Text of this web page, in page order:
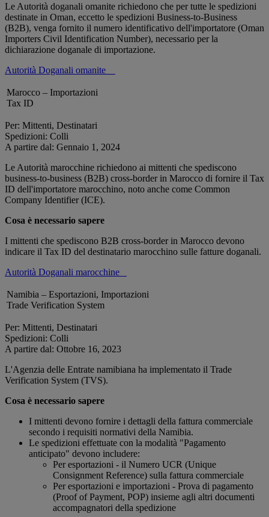
Le Autorità doganali omanite richiedono che per tutte le spedizioni
destinate in Oman, eccetto le spedizioni Business-to-Business
(B2B), venga fornito il numero identificativo dell'importatore (Oman
Importers Civil Identification Number), necessario per la
dichiarazione doganale di importazione.
Autorità Doganali omanite
Marocco – Importazioni
Tax ID
Per: Mittenti, Destinatari
Spedizioni: Colli
A partire dal: Gennaio 1, 2024
Le Autorità marocchine richiedono ai mittenti che spediscono
business-to-business (B2B) cross-border in Marocco di fornire il Tax
ID dell'importatore marocchino, noto anche come Common
Company Identifier (ICE).
Cosa è necessario sapere
I mittenti che spediscono B2B cross-border in Marocco devono
indicare il Tax ID del destinatario marocchino sulle fatture doganali.
Autorità Doganali marocchine
Namibia – Esportazioni, Importazioni
Trade Verification System
Per: Mittenti, Destinatari
Spedizioni: Colli
A partire dal: Ottobre 16, 2023
L'Agenzia delle Entrate namibiana ha implementato il Trade
Verification System (TVS).
Cosa è necessario sapere
I mittenti devono fornire i dettagli della fattura commerciale
secondo i requisiti normativi della Namibia.
Le spedizioni effettuate con la modalità "Pagamento
anticipato" devono includere:
Per esportazioni - il Numero UCR (Unique
Consignment Reference) sulla fattura commerciale
Per esportazioni e importazioni - Prova di pagamento
(Proof of Payment, POP) insieme agli altri documenti
accompagnatori della spedizione